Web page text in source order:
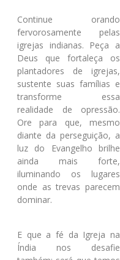
Continue orando
fervorosamente pelas
igrejas indianas. Peça a
Deus que fortaleça os
plantadores de igrejas,
sustente suas famílias e
transforme essa
realidade de opressão.
Ore para que, mesmo
diante da perseguição, a
luz do Evangelho brilhe
ainda mais forte,
iluminando os lugares
onde as trevas parecem
dominar.
E que a fé da Igreja na
Índia nos desafie